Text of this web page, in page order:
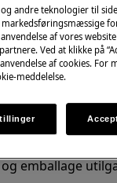
og emballage
og andre teknologier til
af vores
Ved at klikke på
af cookies. For
meddelelse.